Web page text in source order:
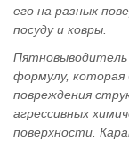
его на разных
посуду и ковры.
формулу, которая
повреждения
агрессивных
поверхности.